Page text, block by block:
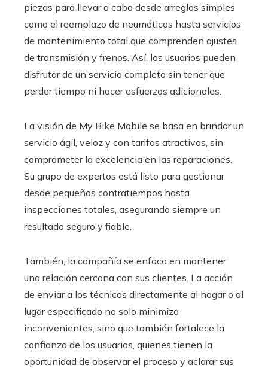
piezas para llevar a cabo desde arreglos simples
como el reemplazo de neumáticos hasta servicios
de mantenimiento total que comprenden ajustes
de transmisión y frenos. Así, los usuarios pueden
disfrutar de un servicio completo sin tener que
perder tiempo ni hacer esfuerzos adicionales.
La visión de My Bike Mobile se basa en brindar un
servicio ágil, veloz y con tarifas atractivas, sin
comprometer la excelencia en las reparaciones.
Su grupo de expertos está listo para gestionar
desde pequeños contratiempos hasta
inspecciones totales, asegurando siempre un
resultado seguro y fiable.
También, la compañía se enfoca en mantener
una relación cercana con sus clientes. La acción
de enviar a los técnicos directamente al hogar o al
lugar especificado no solo minimiza
inconvenientes, sino que también fortalece la
confianza de los usuarios, quienes tienen la
oportunidad de observar el proceso y aclarar sus